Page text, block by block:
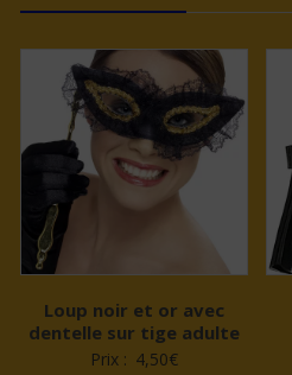
Loup noir et or avec
dentelle sur tige adulte
Prix : 4,50€